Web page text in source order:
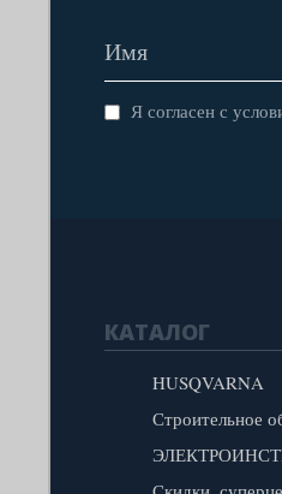
Я согласен с
КАТАЛОГ
HUSQVARNA
Строительное